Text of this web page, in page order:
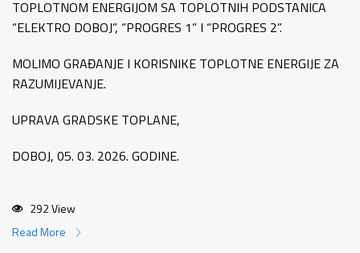
TOPLOTNOM ENERGIJOM SA TOPLOTNIH PODSTANICA
“ELEKTRO DOBOJ”, “PROGRES 1” I “PROGRES 2”.
MOLIMO GRAĐANJE I KORISNIKE TOPLOTNE ENERGIJE ZA
RAZUMIJEVANJE.
UPRAVA GRADSKE TOPLANE,
DOBOJ, 05. 03. 2026. GODINE.
292 View
Read More